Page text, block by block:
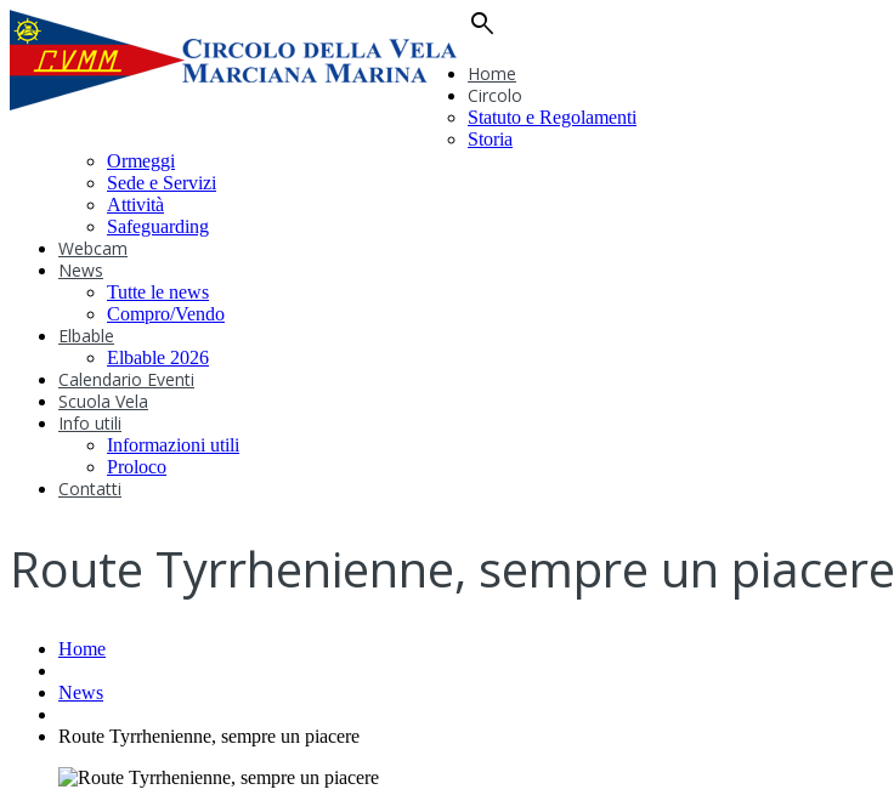
search
Home
Circolo
Statuto e Regolamenti
Storia
Ormeggi
Sede e Servizi
Attività
Safeguarding
Webcam
News
Tutte le news
Compro/Vendo
Elbable
Elbable 2026
Calendario Eventi
Scuola Vela
Info utili
Informazioni utili
Proloco
Contatti
Route Tyrrhenienne, sempre un piacere
Home
News
Route Tyrrhenienne, sempre un piacere